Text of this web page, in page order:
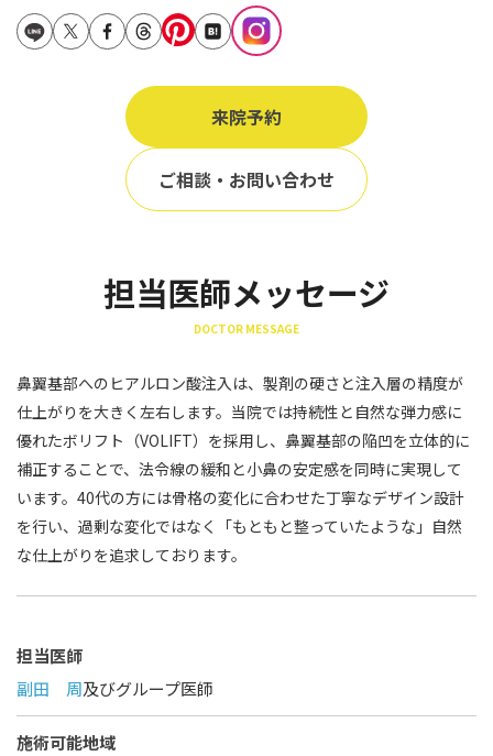
立ち耳
鎖骨
60代
80代
東京
名古屋
仙台
福岡
来院予約
ご相談・お問い合わせ
担当医師メッセージ
DOCTOR MESSAGE
鼻翼基部へのヒアルロン酸注入は、製剤の硬さと注入層の精度が
仕上がりを大きく左右します。当院では持続性と自然な弾力感に
優れたボリフト（VOLIFT）を採用し、鼻翼基部の陥凹を立体的に
補正することで、法令線の緩和と小鼻の安定感を同時に実現して
います。40代の方には骨格の変化に合わせた丁寧なデザイン設計
を行い、過剰な変化ではなく「もともと整っていたような」自然
な仕上がりを追求しております。
担当医師
副田 周及びグループ医師
施術可能地域